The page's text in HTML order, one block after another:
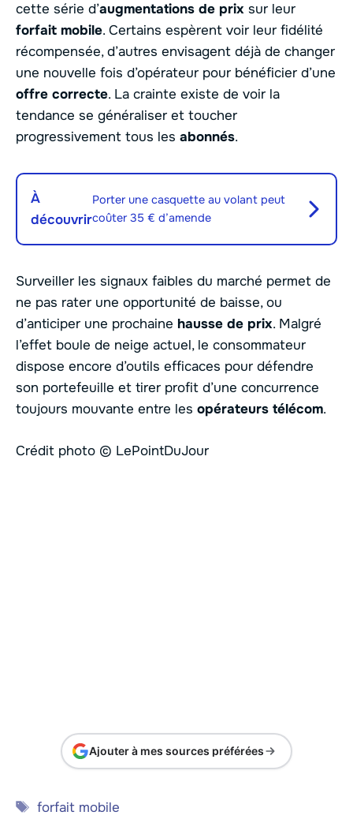
cette série d’augmentations de prix sur leur
forfait mobile. Certains espèrent voir leur fidélité
récompensée, d’autres envisagent déjà de changer
une nouvelle fois d’opérateur pour bénéficier d’une
offre correcte. La crainte existe de voir la
tendance se généraliser et toucher
progressivement tous les abonnés.
À
découvrir
Porter une casquette au volant peut
coûter 35 € d’amende
Surveiller les signaux faibles du marché permet de
ne pas rater une opportunité de baisse, ou
d’anticiper une prochaine hausse de prix. Malgré
l’effet boule de neige actuel, le consommateur
dispose encore d’outils efficaces pour défendre
son portefeuille et tirer profit d’une concurrence
toujours mouvante entre les opérateurs télécom.
Crédit photo © LePointDuJour
Ajouter à mes sources préférées
Étiquettes
forfait mobile